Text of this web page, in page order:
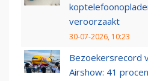
veroorzaakt
30-07-2026, 10:23
Bezoekersrecord
Airshow: 41